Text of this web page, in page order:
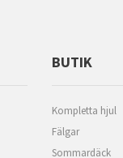
BUTIK
Kompletta hjul
Fälgar
Sommardäck